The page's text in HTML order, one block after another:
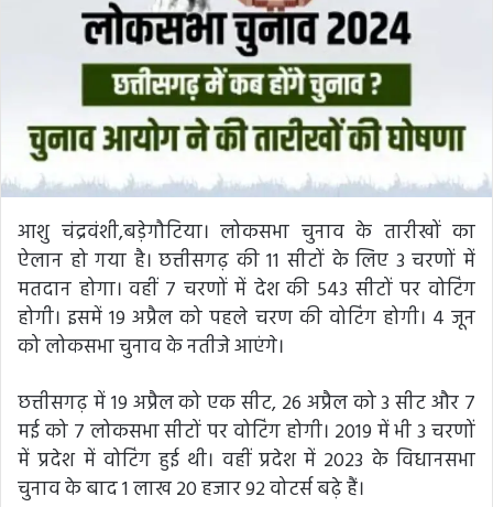
आशु चंद्रवंशी,बड़ेगौटिया। लोकसभा चुनाव के तारीखों का
ऐलान हो गया है। छत्तीसगढ़ की 11 सीटों के लिए 3 चरणों में
मतदान होगा। वहीं 7 चरणों में देश की 543 सीटों पर वोटिंग
होगी। इसमें 19 अप्रैल को पहले चरण की वोटिंग होगी। 4 जून
को लोकसभा चुनाव के नतीजे आएंगे।
छत्तीसगढ़ में 19 अप्रैल को एक सीट, 26 अप्रैल को 3 सीट और 7
मई को 7 लोकसभा सीटों पर वोटिंग होगी। 2019 में भी 3 चरणों
में प्रदेश में वोटिंग हुई थी। वहीं प्रदेश में 2023 के विधानसभा
चुनाव के बाद 1 लाख 20 हजार 92 वोटर्स बढ़े हैं।